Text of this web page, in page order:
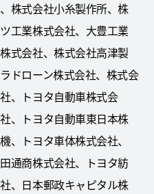
株式会社小糸製作所、株
工業株式会社、大豊工業
式会社、株式会社高津製
ドローン株式会社、株式会
、トヨタ自動車株式会
、トヨタ自動車東日本株
、トヨタ車体株式会社、
通商株式会社、トヨタ紡
、日本郵政キャピタル株